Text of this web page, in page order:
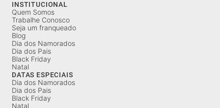
INSTITUCIONAL
Quem Somos
Trabalhe Conosco
Seja um franqueado
Blog
Dia dos Namorados
Dia dos Pais
Black Friday
Natal
DATAS ESPECIAIS
Dia dos Namorados
Dia dos Pais
Black Friday
Natal